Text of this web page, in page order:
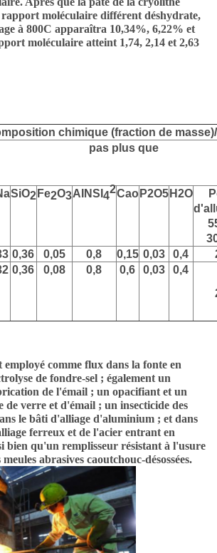
rapport moléculaire différent déshydrate,
à 800C apparaîtra 10,34%, 6,22% et
moléculaire atteint 1,74, 2,14 et 2,63
chimique (fraction de
pas plus que
SiO2 Fe2O3AINSI 4
2Cao P2O5 H2O
0,36 0,05 0,8 0,15 0,03 0,4
0,36 0,08 0,8 0,6 0,03
0,4
comme flux dans la fonte en
de fondre-sel ; également un
de l'émail ; un opacifiant et un
de verre et d'émail ; un insecticide des
le bâti d'alliage d'aluminium ; et dans
ferreux et de l'acier entrant en
bien qu'un remplisseur résistant à l'usure
abrasives caoutchouc-désossées.